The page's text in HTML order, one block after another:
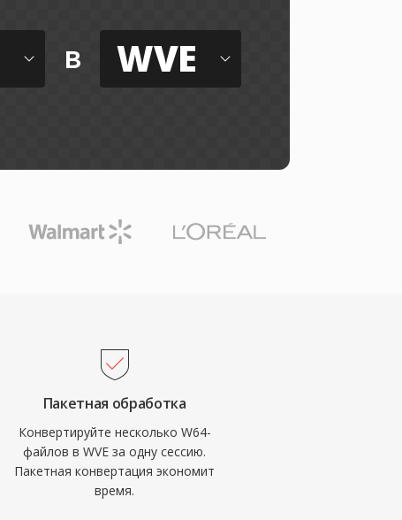
в WVE
Пакетная обработка
Конвертируйте несколько W64-
файлов в WVE за одну сессию.
Пакетная конвертация экономит
время.